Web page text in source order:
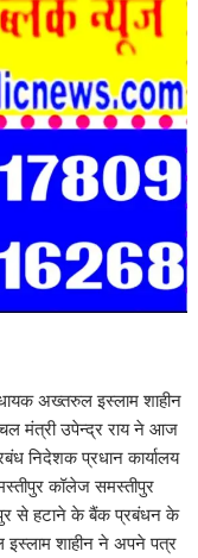
अख्तरुल इस्लाम शाहीन
मंत्री उपेन्द्र राय ने आज
निदेशक प्रधान कार्यालय
कॉलेज समस्तीपुर
से हटाने के बैंक प्रबंधन के
इस्लाम शाहीन ने अपने पत्र